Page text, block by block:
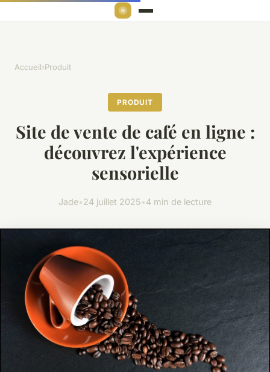
Accueil›Produit
PRODUIT
Site de vente de café en ligne :
découvrez l'expérience
sensorielle
Jade•24 juillet 2025•4 min de lecture